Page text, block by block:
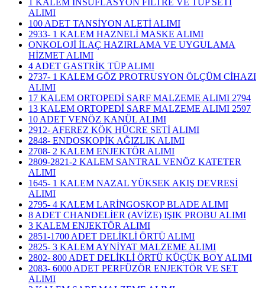
ALIMI
100 ADET TANSİYON ALETİ ALIMI
2933- 1 KALEM HAZNELİ MASKE ALIMI
ONKOLOJİ İLAÇ HAZIRLAMA VE UYGULAMA
HİZMET ALIMI
4 ADET GASTRİK TÜP ALIMI
2737- 1 KALEM GÖZ PROTRUSYON ÖLÇÜM CİHAZI
ALIMI
17 KALEM ORTOPEDİ SARF MALZEME ALIMI 2794
13 KALEM ORTOPEDİ SARF MALZEME ALIMI 2597
10 ADET VENÖZ KANÜL ALIMI
2912- AFEREZ KÖK HÜCRE SETİ ALIMI
2848- ENDOSKOPİK AĞIZLIK ALIMI
2708- 2 KALEM ENJEKTÖR ALIMI
2809-2821-2 KALEM SANTRAL VENÖZ KATETER
ALIMI
1645- 1 KALEM NAZAL YÜKSEK AKIŞ DEVRESİ
ALIMI
2795- 4 KALEM LARİNGOSKOP BLADE ALIMI
8 ADET CHANDELİER (AVİZE) IŞIK PROBU ALIMI
3 KALEM ENJEKTÖR ALIMI
2851-1700 ADET DELİKLİ ÖRTÜ ALIMI
2825- 3 KALEM AYNİYAT MALZEME ALIMI
2802- 800 ADET DELİKLİ ÖRTÜ KÜÇÜK BOY ALIMI
2083- 6000 ADET PERFÜZÖR ENJEKTÖR VE SET
ALIMI